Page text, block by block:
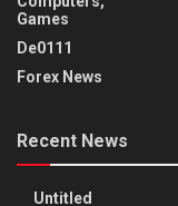
Games
De0111
Forex News
Recent News
Untitled